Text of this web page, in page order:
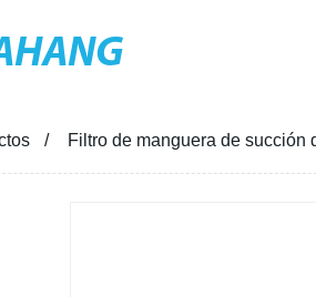
Filtro de manguera de succión